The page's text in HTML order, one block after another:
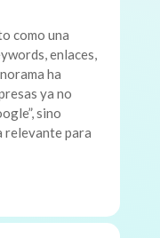
como una
enlaces,
ha
ya no
sino
relevante para